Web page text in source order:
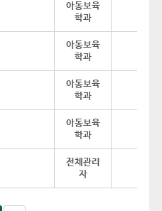
아동보육
학과
아동보육
학과
아동보육
학과
아동보육
학과
전체관리
자